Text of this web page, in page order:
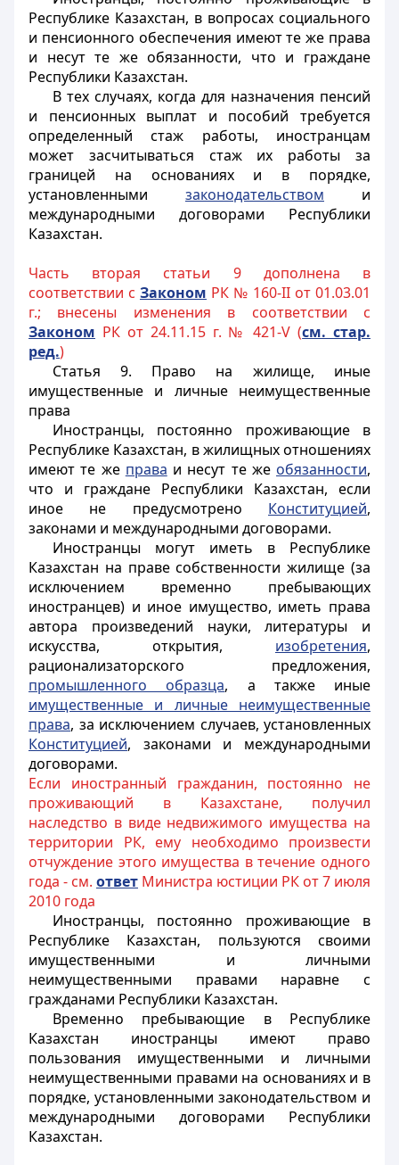
Республике Казахстан, в вопросах социального
и пенсионного обеспечения имеют те же права
и несут те же обязанности, что и граждане
Республики Казахстан.
В тех случаях, когда для назначения пенсий
и пенсионных выплат и пособий требуется
определенный стаж работы, иностранцам
может засчитываться стаж их работы за
границей на основаниях и в порядке,
установленными законодательством и
международными договорами Республики
Казахстан.
Часть вторая статьи 9 дополнена в
соответствии с Законом РК № 160-II от 01.03.01
г.; внесены изменения в соответствии с
Законом РК от 24.11.15 г. № 421-V (см. стар.
ред.)
Статья 9. Право на жилище, иные
имущественные и личные неимущественные
права
Иностранцы, постоянно проживающие в
Республике Казахстан, в жилищных отношениях
имеют те же права и несут те же обязанности,
что и граждане Республики Казахстан, если
иное не предусмотрено Конституцией,
законами и международными договорами.
Иностранцымогут иметь в Республике
Казахстан на праве собственности жилище (за
исключением временно пребывающих
иностранцев) и иное имущество, иметь права
автора произведений науки, литературы и
искусства, открытия, изобретения,
рационализаторского предложения,
промышленного образца, а также иные
имущественные и личные неимущественные
права, за исключением случаев, установленных
Конституцией, законами и международными
договорами.
Если иностранный гражданин, постоянно не
проживающий в Казахстане, получил
наследство в виде недвижимого имущества на
территории РК, ему необходимо произвести
отчуждение этого имущества в течение одного
года - см. ответ Министра юстиции РК от 7 июля
2010 года
Иностранцы, постоянно проживающие в
Республике Казахстан, пользуются своими
имущественными и личными
неимущественными правами наравне с
гражданами Республики Казахстан.
Временно пребывающие в Республике
Казахстан иностранцы имеют право
пользования имущественными и личными
неимущественными правами на основаниях и в
порядке, установленными законодательством и
международными договорами Республики
Казахстан.